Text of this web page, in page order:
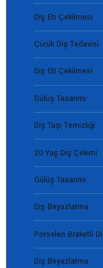
Diş Eti Çekilmesi
Çürük Diş Tedavisi
Diş Eti Çekilmesi
Gülüş Tasarımı
Diş Taşı Temizliği
20 Yaş Diş Çekimi
Gülüş Tasarımı
Diş Beyazlatma
Porselen Braketli
Diş Beyazlatma